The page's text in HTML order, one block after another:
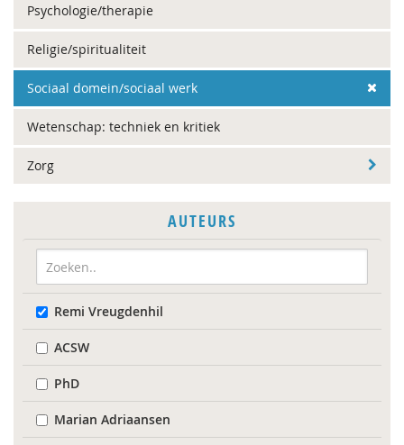
Psychologie/therapie
Religie/spiritualiteit
Sociaal domein/sociaal werk
Wetenschap: techniek en kritiek
Zorg
AUTEURS
Remi Vreugdenhil
ACSW
PhD
Marian Adriaansen